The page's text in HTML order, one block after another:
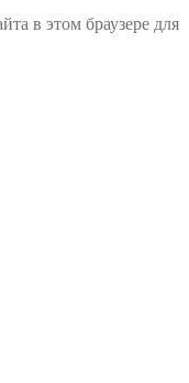
в этом браузере для